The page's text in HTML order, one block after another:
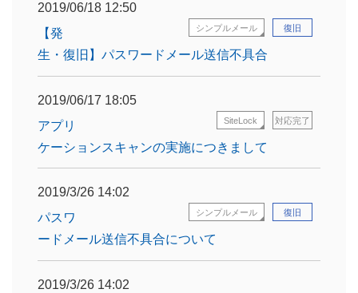
2019/06/18 12:50
復旧
シンプルメール
【発
生・復旧】パスワードメール送信不具合
2019/06/17 18:05
対応完了
SiteLock
アプリ
ケーションスキャンの実施につきまして
2019/3/26 14:02
復旧
シンプルメール
パスワ
ードメール送信不具合について
2019/3/26 14:02